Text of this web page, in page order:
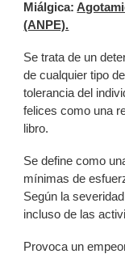
Miálgica:
(ANPE).
Se trata de un
de cualquier tipo
tolerancia del
felices como una
libro.
Se define como
mínimas de
Según la
incluso de las
Provoca un